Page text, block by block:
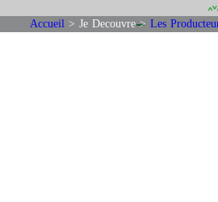
Accueil >Je Decouvre>Les